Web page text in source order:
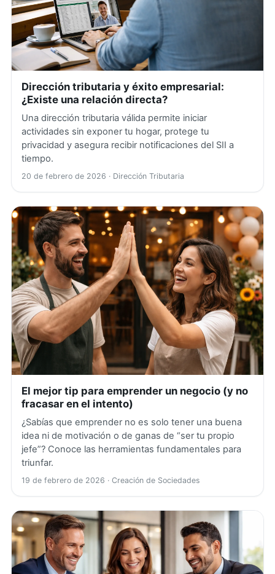
Dirección tributaria y éxito empresarial:
¿Existe una relación directa?
Una dirección tributaria válida permite iniciar
actividades sin exponer tu hogar, protege tu
privacidad y asegura recibir notificaciones del SII a
tiempo.
20 de febrero de 2026 · Dirección Tributaria
El mejor tip para emprender un negocio (y no
fracasar en el intento)
¿Sabías que emprender no es solo tener una buena
idea ni de motivación o de ganas de “ser tu propio
jefe”? Conoce las herramientas fundamentales para
triunfar.
19 de febrero de 2026 · Creación de Sociedades